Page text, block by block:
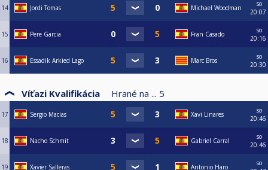
14 Jordi Tomas Michael Woodman
so
20:07
15 Pere Garcia Fran Casado
so
20:16
16 Essadik Arkied Lago Marc Bros
so
20:30
Víťazi Kvalifikácia Hrané na ... 5
17 Sergio Macias Xavi Linares
so
20:46
18 Nacho Schmit Gabriel Carral
so
20:46
19 Xavier Salleras Antonio Haro
so